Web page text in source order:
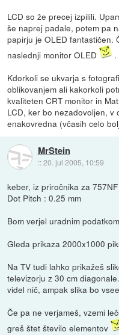
LCD so že precej izpilili.
še naprej padale, potem pa
papirju je OLED fantastičen.
naslednji monitor OLED
.
Kdorkoli se ukvarja s
oblikovanjem ali kakorkoli
kvaliteten CRT monitor in
LCD, ker bo nezadovoljen, v
enakovredna (včasih celo
MrStein
::20. jul 2005, 10:59
keber, iz priročnika za
Dot Pitch : 0.25 mm
Bom verjel uradnim
Gleda prikaza 2000x1000
Na TV tudi lahko prikažeš
televizorju z 30 cm
videl nič, ampak slika bo
Če pa ne verjameš, vzemi
greš štet število elementov